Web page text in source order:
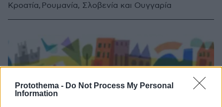
Protothema - Do Not Process My Personal
Information
Κροατία, Ρουμανία, Σλοβενία και Ουγγαρία